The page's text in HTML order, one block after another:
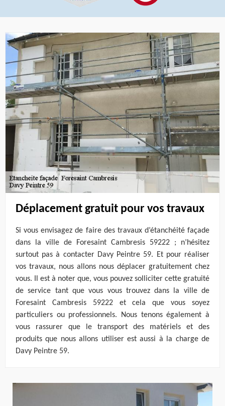
Déplacement gratuit pour vos travaux
Si vous envisagez de faire des travaux d’étanchéité façade
dans la ville de Foresaint Cambresis 59222 ; n’hésitez
surtout pas à contacter Davy Peintre 59. Et pour réaliser
vos travaux, nous allons nous déplacer gratuitement chez
vous. Il est à noter que, vous pouvez solliciter cette gratuité
de service tant que vous vous trouvez dans la ville de
Foresaint Cambresis 59222 et cela que vous soyez
particuliers ou professionnels. Nous tenons également à
vous rassurer que le transport des matériels et des
produits que nous allons utiliser est aussi à la charge de
Davy Peintre 59.